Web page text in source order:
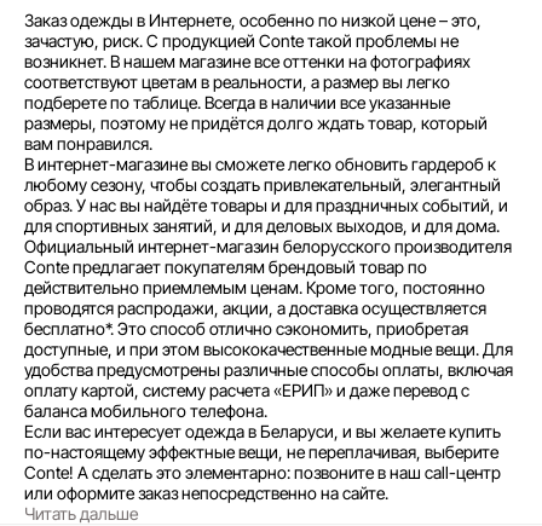
Заказ одежды в Интернете, особенно по низкой цене – это,
зачастую, риск. С продукцией Conte такой проблемы не
возникнет. В нашем магазине все оттенки на фотографиях
соответствуют цветам в реальности, а размер вы легко
подберете по таблице. Всегда в наличии все указанные
размеры, поэтому не придётся долго ждать товар, который
вам понравился.
В интернет-магазине вы сможете легко обновить гардероб к
любому сезону, чтобы создать привлекательный, элегантный
образ. У нас вы найдёте товары и для праздничных событий, и
для спортивных занятий, и для деловых выходов, и для дома.
Официальный интернет-магазин белорусского производителя
Conte предлагает покупателям брендовый товар по
действительно приемлемым ценам. Кроме того, постоянно
проводятся распродажи, акции, а доставка осуществляется
бесплатно*. Это способ отлично сэкономить, приобретая
доступные, и при этом высококачественные модные вещи. Для
удобства предусмотрены различные способы оплаты, включая
оплату картой, систему расчета «ЕРИП» и даже перевод с
баланса мобильного телефона.
Если вас интересует одежда в Беларуси, и вы желаете купить
по-настоящему эффектные вещи, не переплачивая, выберите
Conte! А сделать это элементарно: позвоните в наш call-центр
или оформите заказ непосредственно на сайте.
Читать дальше